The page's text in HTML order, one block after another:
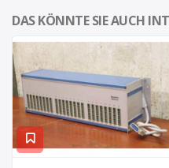
DAS KÖNNTE SIE AUCH